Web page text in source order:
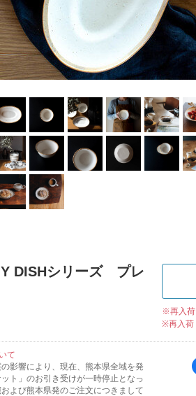
DISHシリーズ プレ
※再入荷
※再入荷
て
影響により、現在、熊本県全域を発
ト」のお引き受けが一時停止となっ
よび熊本県発のご注文につきまして